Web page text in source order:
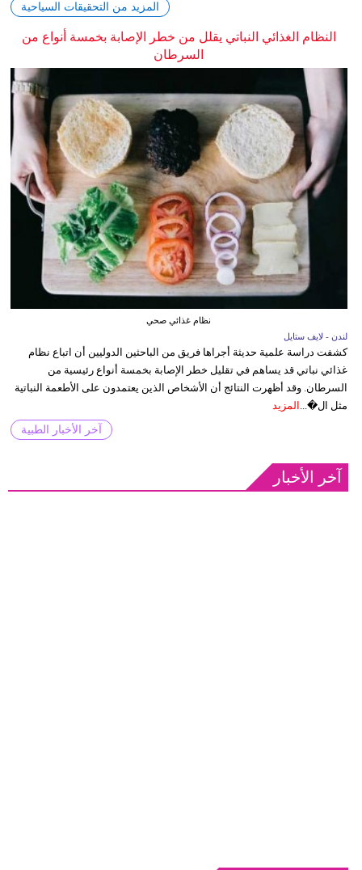
المزيد من التحقيقات السياحية
النظام الغذائي النباتي يقلل من خطر الإصابة بخمسة أنواع من
السرطان
نظام غذائي صحي
لندن - لايف ستايل
كشفت دراسة علمية حديثة أجراها فريق من الباحثين الدوليين أن اتباع نظام
غذائي نباتي قد يساهم في تقليل خطر الإصابة بخمسة أنواع رئيسية من
السرطان. وقد أظهرت النتائج أن الأشخاص الذين يعتمدون على الأطعمة النباتية
مثل ال�...
المزيد
آخر الأخبار الطبية
آخر الأخبار